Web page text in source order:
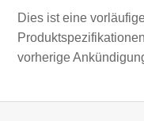
Dies ist eine
vorherige